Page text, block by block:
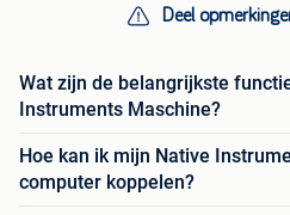
Deel
Wat zijn de belangrijkste
Instruments Maschine?
Hoe kan ik mijn Native
computer koppelen?